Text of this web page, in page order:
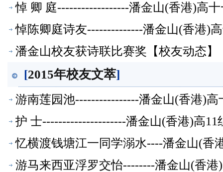
悼 卿 庭------------------潘金山(香港)高
悼陈卿庭诗友--------------潘金山(香港)
潘金山校友获诗联比赛奖【校友动态】
[2015年校友文萃]
游南莲园池----------------潘金山(香港)
护 士---------------------潘金山(香港)高11
忆横渡钱塘江一同学溺水----潘金山(香
游马来西亚浮罗交怡--------潘金山(香